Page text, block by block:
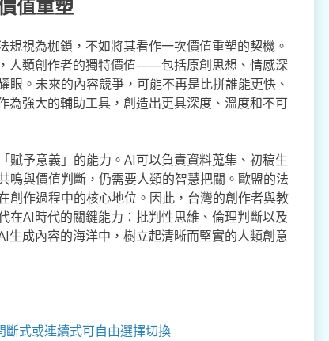
值重塑
視為枷鎖，不如將其看作一次價值重塑的契機。
人類創作者的獨特價值——包括原創思想、情感深
。未來的內容競爭，可能不再是比拼誰能更快、
為強大的輔助工具，創造出更具深度、溫度和不可
賦予意義」的能力。AI可以負責資料蒐集、初稿生
鳴與價值判斷，仍需要人類的智慧把關。歐盟的法
創作過程中的核心地位。因此，台灣的創作者與教
在AI時代的關鍵能力：批判性思維、倫理判斷以及
生成內容的海洋中，樹立起清晰而堅實的人類創意
斷式或連續式可自由選擇切換